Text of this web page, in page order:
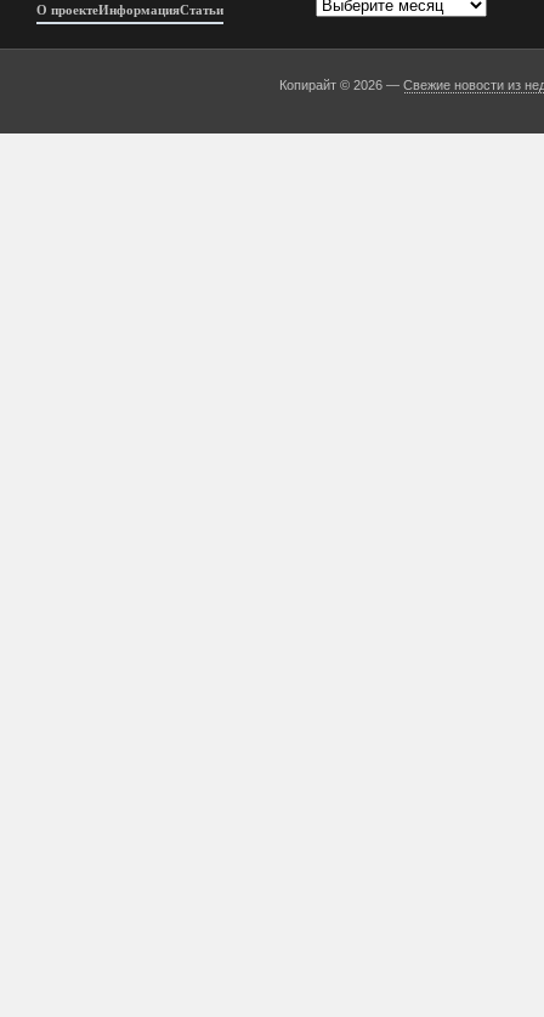
О проектеИнформацияСтатьи Архивы
Копирайт © 2026 —Свежие новости из